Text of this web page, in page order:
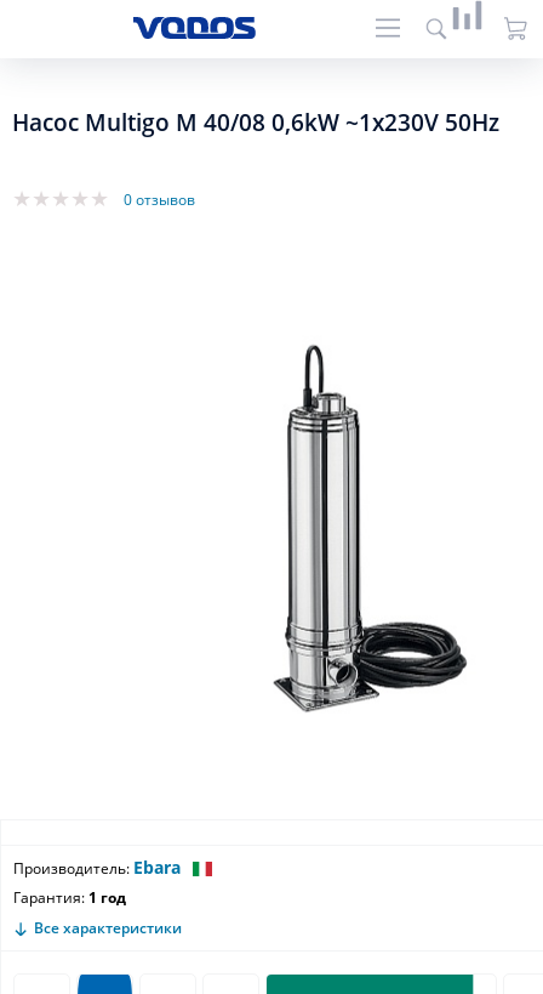
Насос Multigo M 40/08 0,6kW ~1x230V 50Hz
0 отзывов
Производитель: Ebara
Гарантия: 1 год
Все характеристики